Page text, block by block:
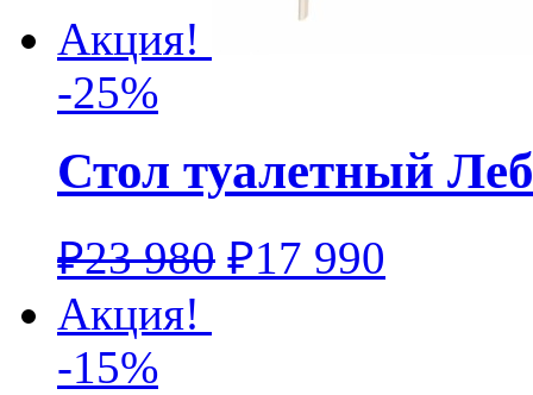
Акция!
-25%
Стол туалетный
₽23 980 ₽17 990
Акция!
-15%